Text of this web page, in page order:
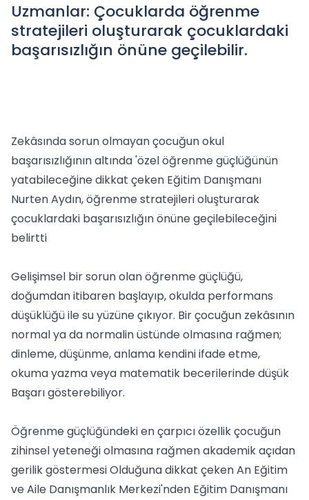
Uzmanlar: Çocuklarda öğrenme
stratejileri oluşturarak çocuklardaki
başarısızlığın önüne geçilebilir.
Zekâsında sorun olmayan çocuğun okul
başarısızlığının altında 'özel öğrenme güçlüğünün
yatabileceğine dikkat çeken Eğitim Danışmanı
Nurten Aydın, öğrenme stratejileri oluşturarak
çocuklardaki başarısızlığın önüne geçilebileceğini
belirtti
Gelişimsel bir sorun olan öğrenme güçlüğü,
doğumdan itibaren başlayıp, okulda performans
düşüklüğü ile su yüzüne çıkıyor. Bir çocuğun zekâsının
normal ya da normalin üstünde olmasına rağmen;
dinleme, düşünme, anlama kendini ifade etme,
okuma yazma veya matematik becerilerinde düşük
Başarı gösterebiliyor.
Öğrenme güçlüğündeki en çarpıcı özellik çocuğun
zihinsel yeteneği olmasına rağmen akademik açıdan
gerilik göstermesi Olduğuna dikkat çeken An Eğitim
ve Aile Danışmanlık Merkezi'nden Eğitim Danışmanı